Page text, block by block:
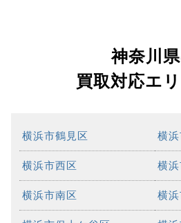
神奈川
買取対応エ
横浜市鶴見区 横
横浜市西区 横
横浜市南区 横